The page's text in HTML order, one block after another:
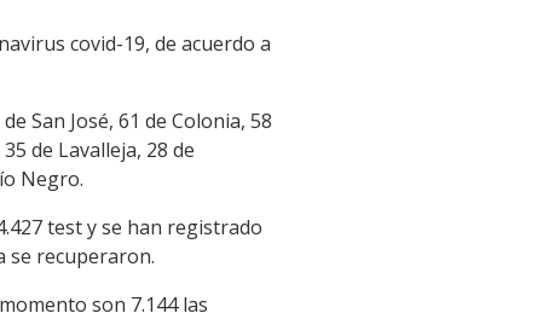
covid-19, de acuerdo a
San José, 61 de Colonia, 58
de Lavalleja, 28 de
Negro.
test y se han registrado
se recuperaron.
son 7.144 las